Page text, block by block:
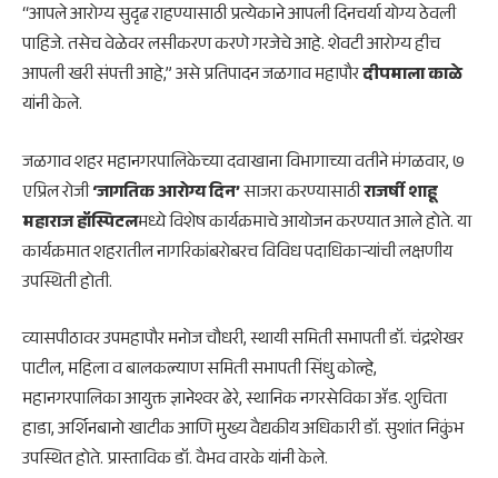
“आपले आरोग्य सुदृढ राहण्यासाठी प्रत्येकाने आपली दिनचर्या योग्य ठेवली
पाहिजे. तसेच वेळेवर लसीकरण करणे गरजेचे आहे. शेवटी आरोग्य हीच
आपली खरी संपत्ती आहे,” असे प्रतिपादन जळगाव महापौरदीपमाला काळे
यांनी केले.
जळगाव शहर महानगरपालिकेच्या दवाखाना विभागाच्या वतीने मंगळवार, ७
एप्रिल रोजी‘जागतिक आरोग्य दिन’साजरा करण्यासाठीराजर्षी शाहू
महाराज हॉस्पिटलमध्ये विशेष कार्यक्रमाचे आयोजन करण्यात आले होते. या
कार्यक्रमात शहरातील नागरिकांबरोबरच विविध पदाधिकाऱ्यांची लक्षणीय
उपस्थिती होती.
व्यासपीठावर उपमहापौर मनोज चौधरी, स्थायी समिती सभापती डॉ. चंद्रशेखर
पाटील, महिला व बालकल्याण समिती सभापती सिंधु कोल्हे,
महानगरपालिका आयुक्त ज्ञानेश्वर ढेरे, स्थानिक नगरसेविका ॲड. शुचिता
हाडा, अर्शिनबानो खाटीक आणि मुख्य वैद्यकीय अधिकारी डॉ. सुशांत निकुंभ
उपस्थित होते. प्रास्ताविक डॉ. वैभव वारके यांनी केले.